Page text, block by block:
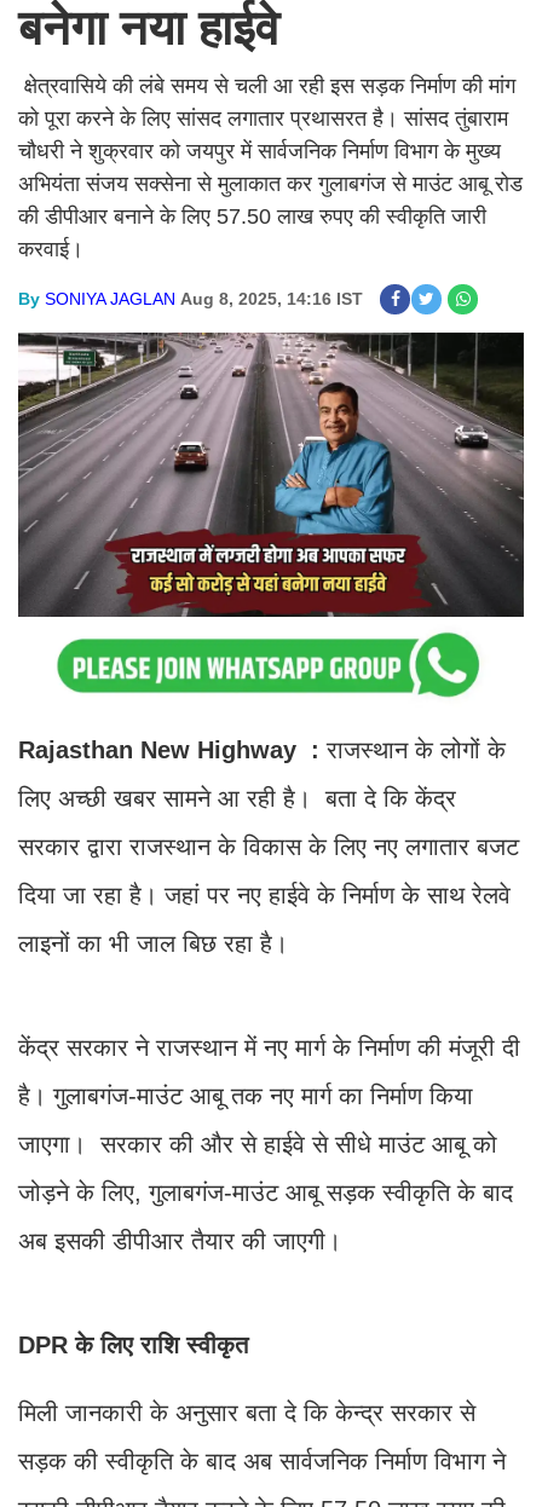
बनेगा नया हाईवे
क्षेत्रवासिये की लंबे समय से चली आ रही इस सड़क निर्माण की मांग
को पूरा करने के लिए सांसद लगातार प्रथासरत है। सांसद तुंबाराम
चौधरी ने शुक्रवार को जयपुर में सार्वजनिक निर्माण विभाग के मुख्य
अभियंता संजय सक्सेना से मुलाकात कर गुलाबगंज से माउंट आबू रोड
की डीपीआर बनाने के लिए 57.50 लाख रुपए की स्वीकृति जारी
करवाई।
By SONIYA JAGLAN Aug 8, 2025, 14:16 IST
Rajasthan New Highway :राजस्थान के लोगों के
लिए अच्छी खबर सामने आ रही है। बता दे कि केंद्र
सरकार द्वारा राजस्थान के विकास के लिए नए लगातार बजट
दिया जा रहा है। जहां पर नए हाईवे के निर्माण के साथ रेलवे
लाइनों का भी जाल बिछ रहा है।
केंद्र सरकार ने राजस्थान में नए मार्ग के निर्माण की मंजूरी दी
है। गुलाबगंज-माउंट आबू तक नए मार्ग का निर्माण किया
जाएगा। सरकार की और से हाईवे से सीधे माउंट आबू को
जोड़ने के लिए, गुलाबगंज-माउंट आबू सड़क स्वीकृति के बाद
अब इसकी डीपीआर तैयार की जाएगी।
DPR के लिए राशि स्वीकृत
मिली जानकारी के अनुसार बता दे कि केन्द्र सरकार से
सड़क की स्वीकृति के बाद अब सार्वजनिक निर्माण विभाग ने